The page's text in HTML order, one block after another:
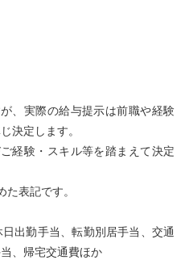
、実際の給与提示は前職や経験
決定します。
経験・スキル等を踏まえて決定
表記です。
出勤手当、転勤別居手当、交通
、帰宅交通費ほか